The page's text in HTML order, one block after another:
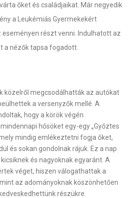
őket és családjaikat. Már negyedik
a Leukémiás Gyermekekért
részt venni. Indulhatott az
a nézők tapsa fogadott.
közelről megcsodálhatták az autókat
a versenyzők mellé. A
hogy a körök végén
hősöket egy-egy „Győztes
mindig emlékeztetni fogja őket,
és sokan gondolnak rájuk. Ez a nap
és nagyoknak egyaránt. A
véget, hiszen válogathattak a
az adományoknak köszönhetően
részükre.